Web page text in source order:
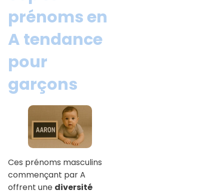
prénoms en
A tendance
pour
garçons
Ces prénoms masculins
commençant par A
offrent une diversité